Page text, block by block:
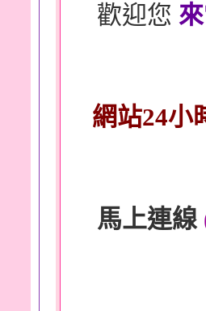
歡迎您
網站24小
馬上連線